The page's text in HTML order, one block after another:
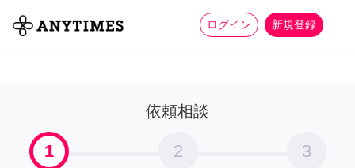
ログイン 新規登録
全て 家事 more_horiz
依頼相談
1 2 3